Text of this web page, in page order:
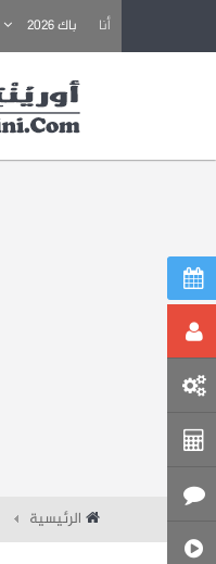
أنا باك 2026
باحث عن تكوين
الرئيسية